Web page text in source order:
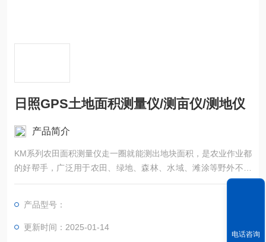
日照GPS土地面积测量仪/测亩仪/测地仪
产品简介
KM系列农田面积测量仪走一圈就能测出地块面积，是农业作业都
的好帮手，广泛用于农田、绿地、森林、水域、滩涂等野外不规
则区域面积的精确测量。
产品型号：
更新时间：2025-01-14
电话咨询